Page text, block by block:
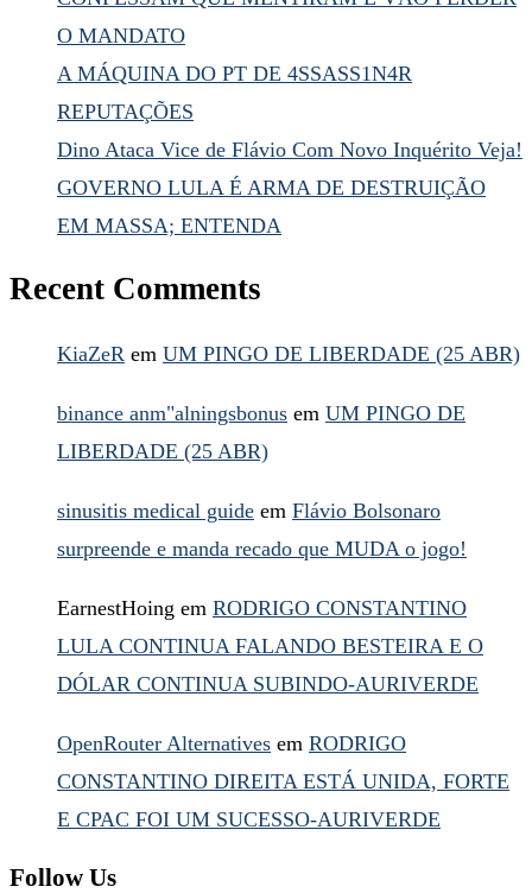
O MANDATO
A MÁQUINA DO PT DE 4SSASS1N4R
REPUTAÇÕES
Dino Ataca Vice de Flávio Com Novo Inquérito Veja!
GOVERNO LULA É ARMA DE DESTRUIÇÃO
EM MASSA; ENTENDA
Recent Comments
KiaZeR em UM PINGO DE LIBERDADE (25 ABR)
binance anm"alningsbonus em UM PINGO DE
LIBERDADE (25 ABR)
sinusitis medical guide em Flávio Bolsonaro
surpreende e manda recado que MUDA o jogo!
EarnestHoing em RODRIGO CONSTANTINO
LULA CONTINUA FALANDO BESTEIRA E O
DÓLAR CONTINUA SUBINDO-AURIVERDE
OpenRouter Alternatives em RODRIGO
CONSTANTINO DIREITA ESTÁ UNIDA, FORTE
E CPAC FOI UM SUCESSO-AURIVERDE
Follow Us